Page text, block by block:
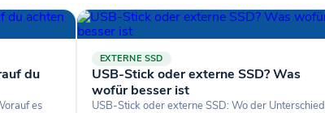
du
es
EXTERNE SSD
USB-Stick oder externe SSD? Was
wofür besser ist
USB-Stick oder externe SSD: Wo der Unterschied